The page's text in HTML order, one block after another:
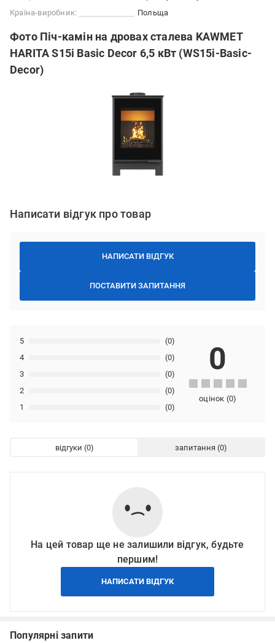
Країна-виробник:
Польща
Фото Піч-камін на дровах сталева KAWMET
HARITA S15i Basic Decor 6,5 кВт (WS15i-Basic-
Decor)
Написати відгук про товар
НАПИСАТИ ВІДГУК
ПОСТАВИТИ ЗАПИТАННЯ
1 (0)
2 (0)
3 (0)
4 (0)
5 (0)
0
оцінок (0)
відгуки запитання
На цей товар ще не залишили відгук, будьте
першим!
НАПИСАТИ ВІДГУК
Популярні запити